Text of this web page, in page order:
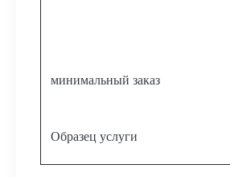
минимальный заказ
Образец услуги